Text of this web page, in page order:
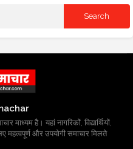
माध्यम है। यहां नागरिकों, विद्यार्थियों,
महत्वपूर्ण और उपयोगी समाचार मिलते